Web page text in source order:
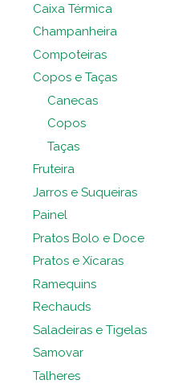
Caixa Térmica
Champanheira
Compoteiras
Copos e Taças
Canecas
Copos
Taças
Fruteira
Jarros e Suqueiras
Painel
Pratos Bolo e Doce
Pratos e Xícaras
Ramequins
Rechauds
Saladeiras e Tigelas
Samovar
Talheres